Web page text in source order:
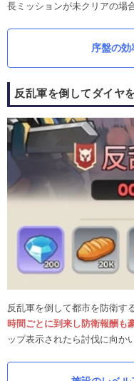
長ミッションが未クリアの場
序盤の
反乱軍を倒してダイヤ
反乱軍を倒して都市を防衛す
時間ごとに到来し防衛報酬も
ップ表示されたら討伐に向か